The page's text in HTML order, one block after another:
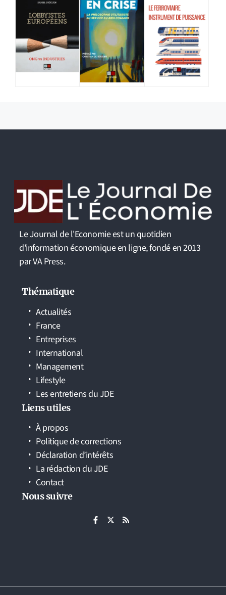
Le Journal de l'Economie est un quotidien
d'information économique en ligne, fondé en 2013
par VA Press.
Thématique
Actualités
France
Entreprises
International
Management
Lifestyle
Les entretiens du JDE
Liens utiles
À propos
Politique de corrections
Déclaration d’intérêts
La rédaction du JDE
Contact
Nous suivre